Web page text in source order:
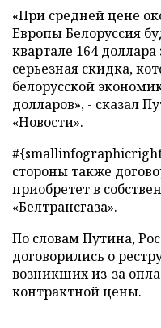
«При средней цене
Европы Белоруссия
квартале 164
серьезная скидка,
белорусской
долларов», - сказал
«Новости».
стороны также
приобретет в
«Белтрансгаза».
По словам Путина,
договорились о
возникших из-за
контрактной цены.